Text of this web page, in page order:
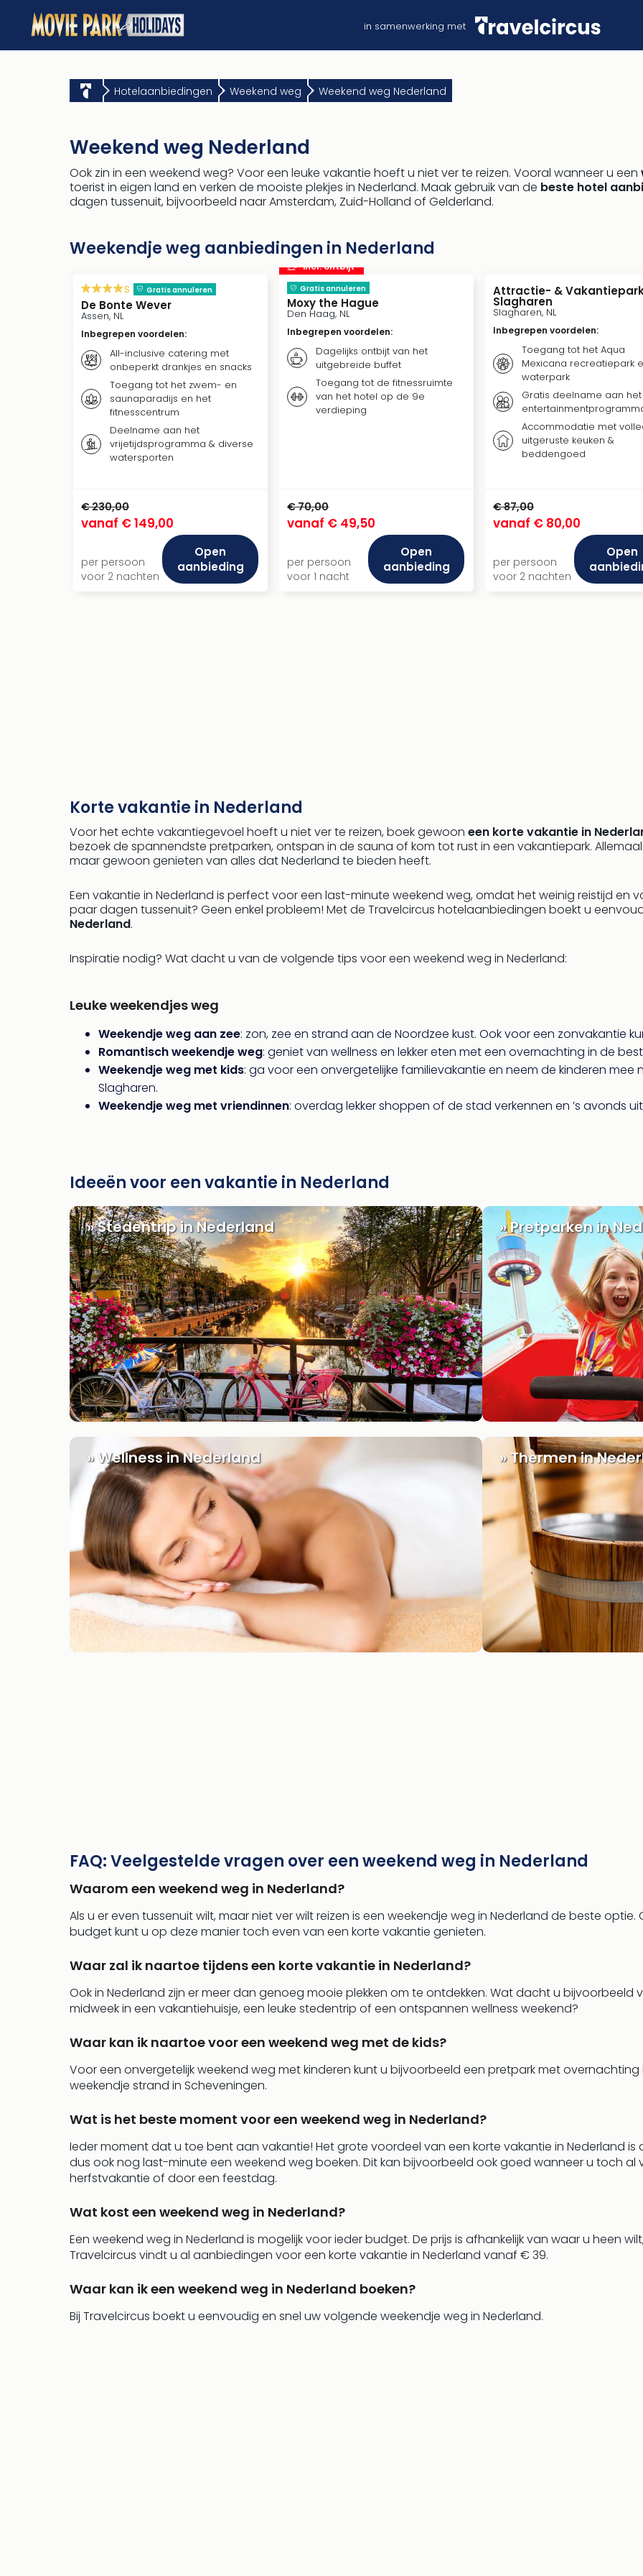
in samenwerking met
Hotelaanbiedingen Weekend weg Weekend weg Nederland
Weekend weg Nederland
Ook zin in een weekend weg? Voor een leuke vakantie hoeft u niet ver te reizen. Vooral wanneer u een
toerist in eigen land en verken de mooiste plekjes in Nederland. Maak gebruik van de beste hotel
dagen tussenuit, bijvoorbeeld naar Amsterdam, Zuid-Holland of Gelderland.
Weekendje weg aanbiedingen in Nederland
s Gratis annuleren
De Bonte Wever
Assen, NL
Inbegrepen voordelen:
All-inclusive catering met
onbeperkt drankjes en snacks
Toegang tot het zwem- en
saunaparadijs en het
fitnesscentrum
Deelname aan het
vrijetijdsprogramma & diverse
watersporten
€ 230,00
vanaf € 149,00
per persoon
voor 2 nachten
Open
aanbieding
incl. ontbijt
Gratis annuleren
Moxy the Hague
Den Haag, NL
Inbegrepen voordelen:
Dagelijks ontbijt van het
uitgebreide buffet
Toegang tot de fitnessruimte
van het hotel op de 9e
verdieping
€ 70,00
vanaf € 49,50
per persoon
voor 1 nacht
Open
aanbieding
Attractie- &
Slagharen
Slagharen, NL
Inbegrepen voordelen:
Toegang tot het Aqua
Mexicana recreatiepark
waterpark
Gratis deelname aan het
Accommodatie met
uitgeruste keuken &
beddengoed
€ 87,00
vanaf € 80,00
per persoon
voor 2 nachten
Open
Korte vakantie in Nederland
Voor het echte vakantiegevoel hoeft u niet ver te reizen, boek gewoon een korte vakantie in
bezoek de spannendste pretparken, ontspan in de sauna of kom tot rust in een vakantiepark.
maar gewoon genieten van alles dat Nederland te bieden heeft.
Een vakantie in Nederland is perfect voor een last-minute weekend weg, omdat het weinig reistijd en
paar dagen tussenuit? Geen enkel probleem! Met de Travelcircus hotelaanbiedingen boekt u
Nederland.
Inspiratie nodig? Wat dacht u van de volgende tips voor een weekend weg in Nederland:
Leuke weekendjes weg
Weekendje weg aan zee: zon, zee en strand aan de Noordzee kust. Ook voor een zonvakantie
Romantisch weekendje weg: geniet van wellness en lekker eten met een overnachting in de
Weekendje weg met kids: ga voor een onvergetelijke familievakantie en neem de kinderen mee
Slagharen.
Weekendje weg met vriendinnen: overdag lekker shoppen of de stad verkennen en ’s avonds
Ideeën voor een vakantie in Nederland
» Stedentrip in Nederland » Pretparken in
» Wellness in Nederland » Thermen in
FAQ: Veelgestelde vragen over een weekend weg in Nederland
Waarom een weekend weg in Nederland?
Als u er even tussenuit wilt, maar niet ver wilt reizen is een weekendje weg in Nederland de beste
budget kunt u op deze manier toch even van een korte vakantie genieten.
Waar zal ik naartoe tijdens een korte vakantie in Nederland?
Ook in Nederland zijn er meer dan genoeg mooie plekken om te ontdekken. Wat dacht u bijvoorbeeld
midweek in een vakantiehuisje, een leuke stedentrip of een ontspannen wellness weekend?
Waar kan ik naartoe voor een weekend weg met de kids?
Voor een onvergetelijk weekend weg met kinderen kunt u bijvoorbeeld een pretpark met
weekendje strand in Scheveningen.
Wat is het beste moment voor een weekend weg in Nederland?
Ieder moment dat u toe bent aan vakantie! Het grote voordeel van een korte vakantie in Nederland is
dus ook nog last-minute een weekend weg boeken. Dit kan bijvoorbeeld ook goed wanneer u toch al
herfstvakantie of door een feestdag.
Wat kost een weekend weg in Nederland?
Een weekend weg in Nederland is mogelijk voor ieder budget. De prijs is afhankelijk van waar u heen
Travelcircus vindt u al aanbiedingen voor een korte vakantie in Nederland vanaf € 39.
Waar kan ik een weekend weg in Nederland boeken?
Bij Travelcircus boekt u eenvoudig en snel uw volgende weekendje weg in Nederland.